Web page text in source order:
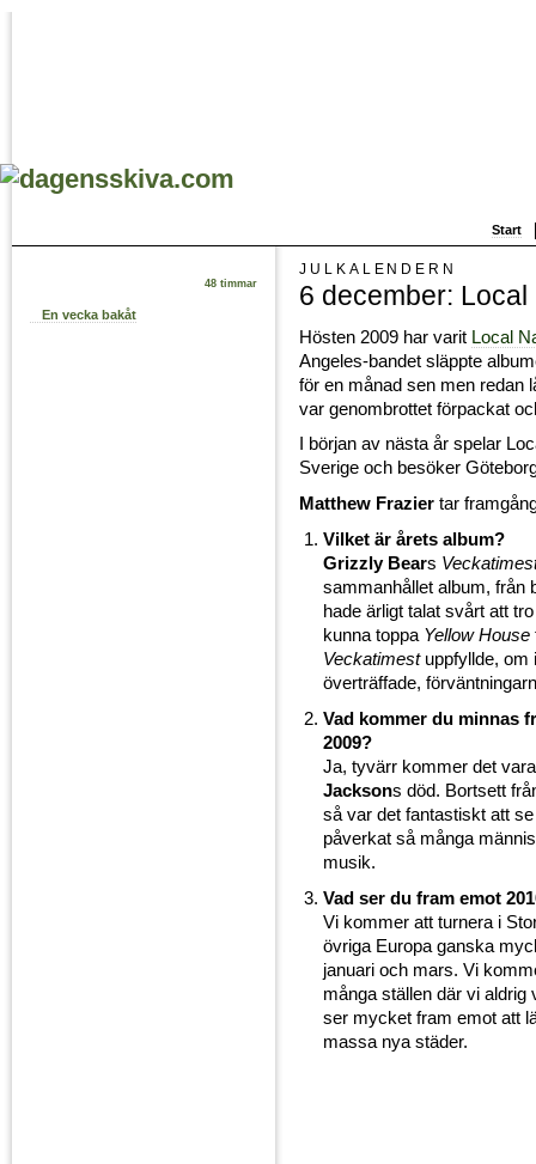
Start
48 timmar
En vecka bakåt
JULKALENDERN
6 december: Local
Hösten 2009 har varit Local
Angeles-bandet släppte
för en månad sen men redan
var genombrottet förpackat
I början av nästa år spelar
Sverige och besöker
Matthew Frazier tar
Vilket är årets album?
Grizzly Bears
sammanhållet album, från
hade ärligt talat svårt att
kunna toppa Yellow House
Veckatimestuppfyllde, om
överträffade,
Vad kommer du minnas
2009?
Ja, tyvärr kommer det
Jacksons död. Bortsett
så var det fantastiskt att
påverkat så många
musik.
Vad ser du fram emot
Vi kommer att turnera i
övriga Europa ganska
januari och mars. Vi
många ställen där vi aldrig
ser mycket fram emot att
massa nya städer.